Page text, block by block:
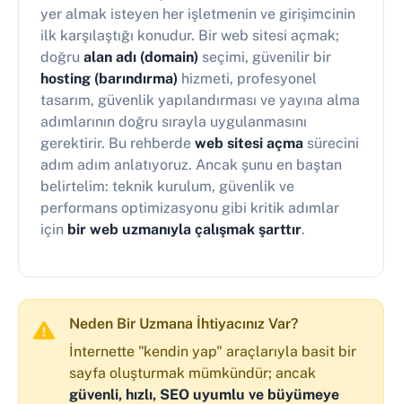
yer almak isteyen her işletmenin ve girişimcinin
ilk karşılaştığı konudur. Bir web sitesi açmak;
doğru alan adı (domain) seçimi, güvenilir bir
hosting (barındırma) hizmeti, profesyonel
tasarım, güvenlik yapılandırması ve yayına alma
adımlarının doğru sırayla uygulanmasını
gerektirir. Bu rehberde web sitesi açma sürecini
adım adım anlatıyoruz. Ancak şunu en baştan
belirtelim: teknik kurulum, güvenlik ve
performans optimizasyonu gibi kritik adımlar
için bir web uzmanıyla çalışmak şarttır.
Neden Bir Uzmana İhtiyacınız Var?
İnternette "kendin yap" araçlarıyla basit bir
sayfa oluşturmak mümkündür; ancak
güvenli, hızlı, SEO uyumlu ve büyümeye